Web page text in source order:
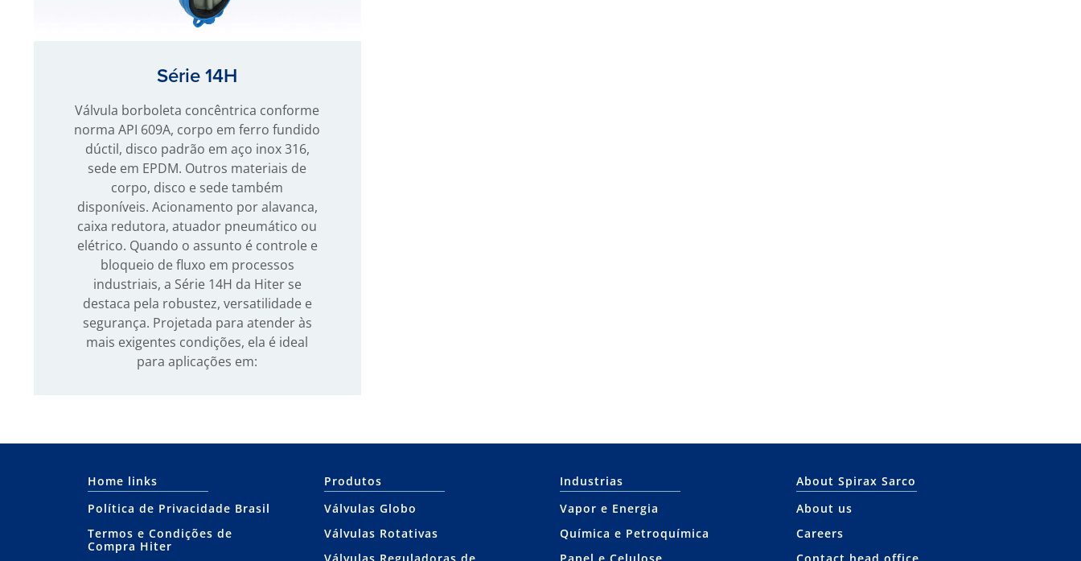
Série 14H
Válvula borboleta concêntrica conforme
norma API 609A, corpo em ferro fundido
dúctil, disco padrão em aço inox 316,
sede em EPDM. Outros materiais de
corpo, disco e sede também
disponíveis. Acionamento por alavanca,
caixa redutora, atuador pneumático ou
elétrico. Quando o assunto é controle e
bloqueio de fluxo em processos
industriais, a Série 14H da Hiter se
destaca pela robustez, versatilidade e
segurança. Projetada para atender às
mais exigentes condições, ela é ideal
para aplicações em:
Home links
Política de Privacidade Brasil
Termos e Condições de
Compra Hiter
Produtos
Válvulas Globo
Válvulas Rotativas
Industrias
Vapor e Energia
Química e Petroquímica
About Spirax Sarco
About us
Careers